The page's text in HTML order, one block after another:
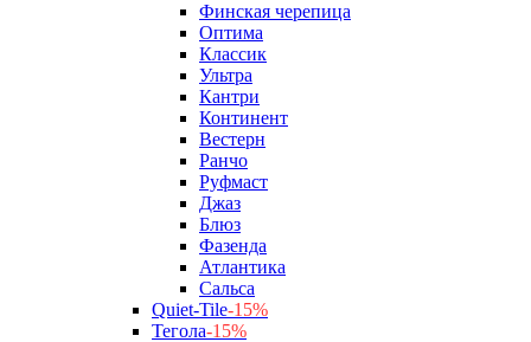
Финская черепица
Оптима
Классик
Ультра
Кантри
Континент
Вестерн
Ранчо
Руфмаст
Джаз
Блюз
Фазенда
Атлантика
Сальса
Quiet-Tile-15%
Тегола-15%